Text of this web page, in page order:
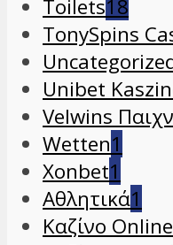
Toilets18
TonySpins
Unibet
Velwins
Wetten1
Xonbet1
Αθλητικά1
Καζίνο